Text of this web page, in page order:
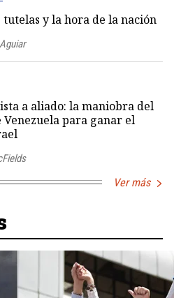
tutelas y la hora de la nación
a aliado: la maniobra del
para ganar el
Ver más